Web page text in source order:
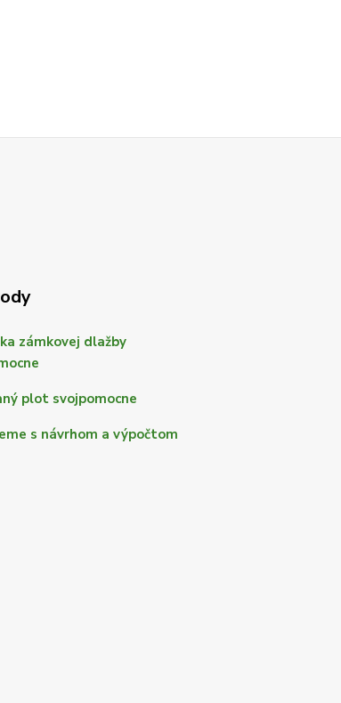
zámkovej dlažby
plot svojpomocne
s návrhom a výpočtom